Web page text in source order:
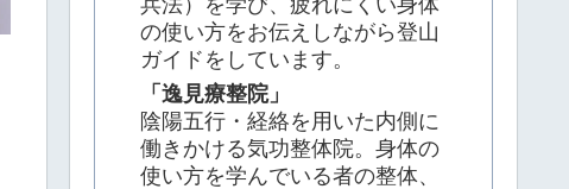
兵法）を学び、疲れにくい身体
の使い方をお伝えしながら登山
ガイドをしています。
「逸見療整院」
陰陽五行・経絡を用いた内側に
働きかける気功整体院。身体の
使い方を学んでいる者の整体、